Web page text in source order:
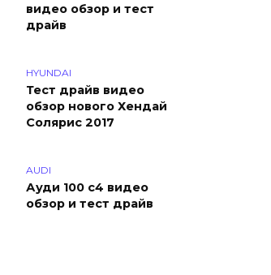
видео обзор и тест
драйв
HYUNDAI
Тест драйв видео
обзор нового Хендай
Солярис 2017
AUDI
Ауди 100 с4 видео
обзор и тест драйв